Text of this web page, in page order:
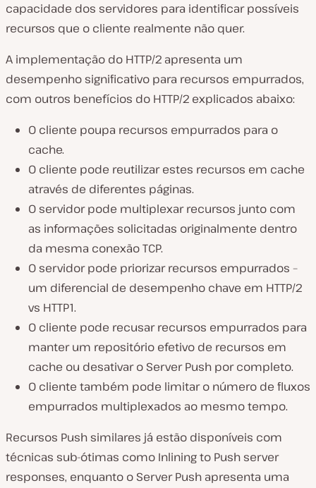
capacidade dos servidores para identificar possíveis
recursos que o cliente realmente não quer.
A implementação do HTTP/2 apresenta um
desempenho significativo para recursos empurrados,
com outros benefícios do HTTP/2 explicados abaixo:
O cliente poupa recursos empurrados para o
cache.
O cliente pode reutilizar estes recursos em cache
através de diferentes páginas.
O servidor pode multiplexar recursos junto com
as informações solicitadas originalmente dentro
da mesma conexão TCP.
O servidor pode priorizar recursos empurrados –
um diferencial de desempenho chave em HTTP/2
vs HTTP1.
O cliente pode recusar recursos empurrados para
manter um repositório efetivo de recursos em
cache ou desativar o Server Push por completo.
O cliente também pode limitar o número de fluxos
empurrados multiplexados ao mesmo tempo.
Recursos Push similares já estão disponíveis com
técnicas sub-ótimas como Inlining to Push server
responses, enquanto o Server Push apresenta uma